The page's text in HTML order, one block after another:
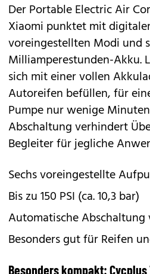
DerPortable Electric Air
Xiaomi punktet mit
voreingestellten Modi und
Milliamperestunden-Akku.
sich mit einer vollen
Autoreifen befüllen, für
Pumpe nur wenige
Abschaltung verhindert
Begleiter für jegliche
Sechs voreingestellte
Bis zu 150 PSI (ca. 10,3 bar)
Automatische
Besonders gut für Reifen
Besonders kompakt: Cycplus